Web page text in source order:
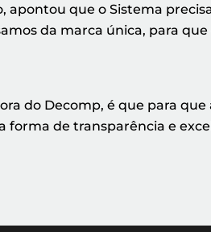
apontou que o Sistema
da marca única, para
do Decomp, é que para que
de transparência e